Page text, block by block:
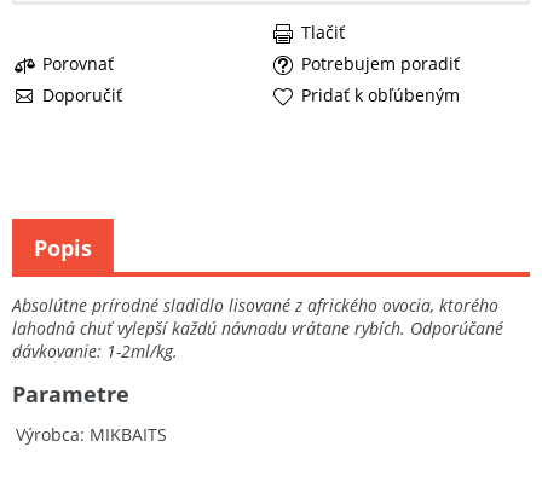
Porovnať
Potrebujem poradiť
Doporučiť
Tlačiť
Pridať k obľúbeným
Absolútne prírodné sladidlo lisované z afrického ovocia, ktorého
lahodná chuť vylepší každú návnadu vrátane rybích. Odporúčané
dávkovanie: 1-2ml/kg.
Výrobca MIKBAITS
Parametre
Popis